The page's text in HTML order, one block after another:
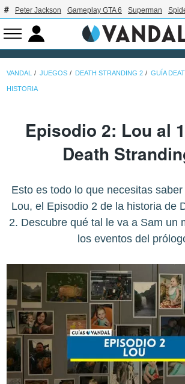
Peter Jackson Gameplay GTA 6 Superman
VANDAL JUEGOS DEATH STRANDING 2 GUÍA
HISTORIA
Episodio 2: Lou al
Death
Esto es todo lo que necesitas
Lou, el Episodio 2 de la historia de
2. Descubre qué tal le va a Sam un
los eventos del